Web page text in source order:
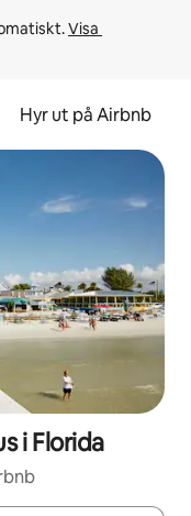
Visa
Hyr ut på Airbnb
i Florida